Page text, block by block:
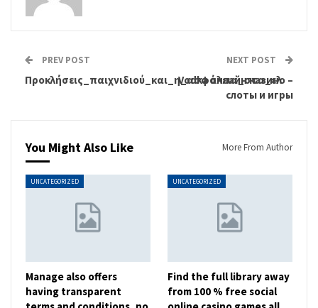
PREV POST
Προκλήσεις_παιχνιδιού_και_η_ασφάλεια_στα_ελ
NEXT POST
Vodka онлайн казино –
слоты и игры
You Might Also Like More From Author
UNCATEGORIZED
Manage also offers
having transparent
UNCATEGORIZED
Find the full library away
from 100 % free social